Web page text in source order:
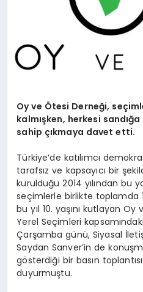
Oy ve Ötesi Derneği,
kalmışken, herkesi
sahip çıkmaya davet etti.
Türkiye’de katılımcı
tarafsız ve kapsayıcı bir
kurulduğu 2014 yılından bu
seçimlerle birlikte toplamda
bu yıl 10. yaşını kutlayan
Yerel Seçimleri
Çarşamba günü, Siyasal
Saydan Sanver’in de
gösterdiği bir basın
duyurmuştu.